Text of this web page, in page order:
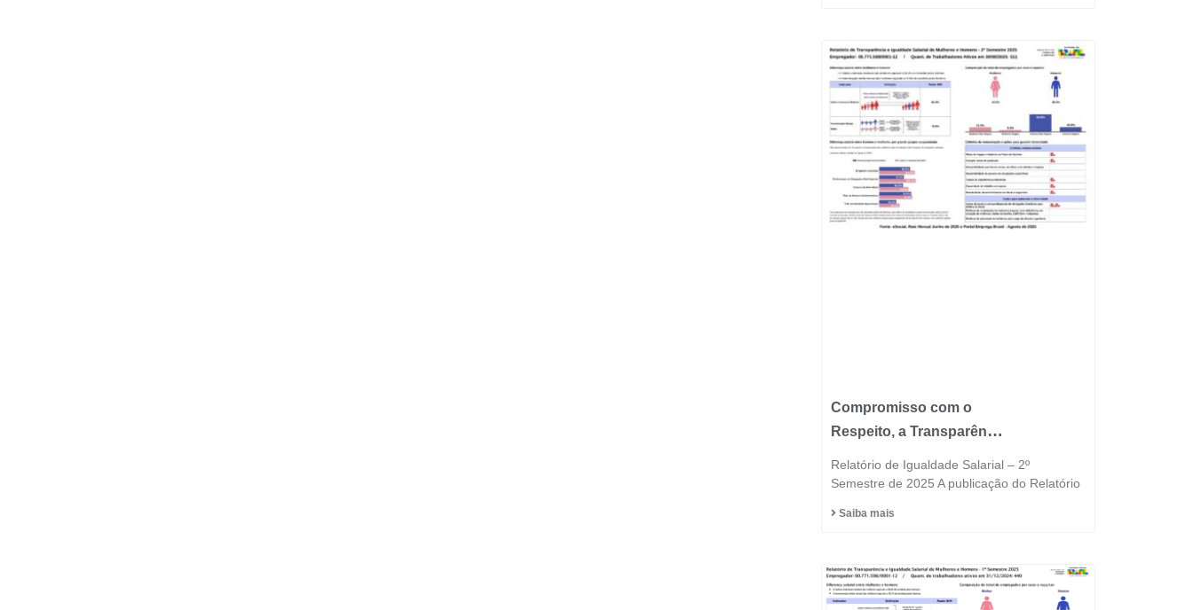
Compromisso com o
Respeito, a Transparência
DNA do Grupo Fast
Relatório de Igualdade Salarial – 2º
Semestre de 2025 A publicação do Relatório
Saiba mais